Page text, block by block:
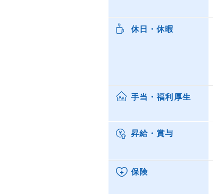
休日・休暇
手当・福利厚生
昇給・賞与
保険